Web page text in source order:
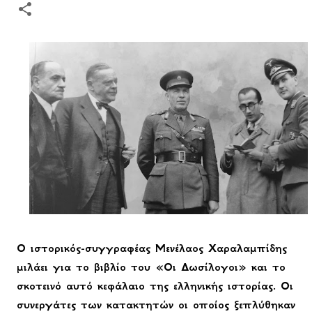
Ο ιστορικός-συγγραφέας Μενέλαος Χαραλαμπίδης
μιλάει για το βιβλίο του «Οι Δωσίλογοι» και το
σκοτεινό αυτό κεφάλαιο της ελληνικής ιστορίας. Οι
συνεργάτες των κατακτητών οι οποίος ξεπλύθηκαν